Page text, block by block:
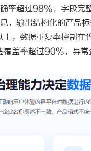
率超过98%，字段完
，输出结构化的产品
，数据重复率控制在
盖率超过90%，异常